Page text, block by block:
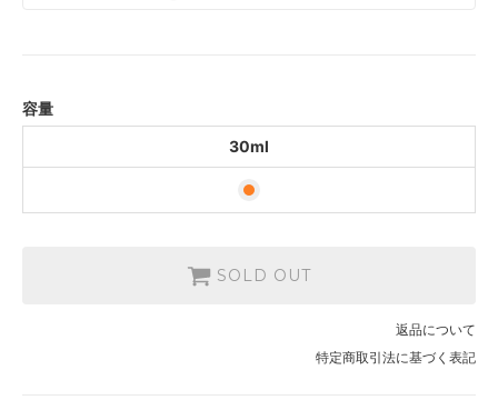
容量
30ml
SOLD OUT
返品について
特定商取引法に基づく表記